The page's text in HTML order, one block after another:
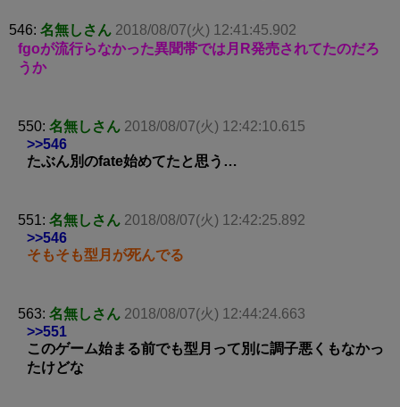
546: 名無しさん 2018/08/07(火) 12:41:45.902
fgoが流行らなかった異聞帯では月R発売されてたのだろ
うか
550: 名無しさん 2018/08/07(火) 12:42:10.615
>>546
たぶん別のfate始めてたと思う…
551: 名無しさん 2018/08/07(火) 12:42:25.892
>>546
そもそも型月が死んでる
563: 名無しさん 2018/08/07(火) 12:44:24.663
>>551
このゲーム始まる前でも型月って別に調子悪くもなかっ
たけどな